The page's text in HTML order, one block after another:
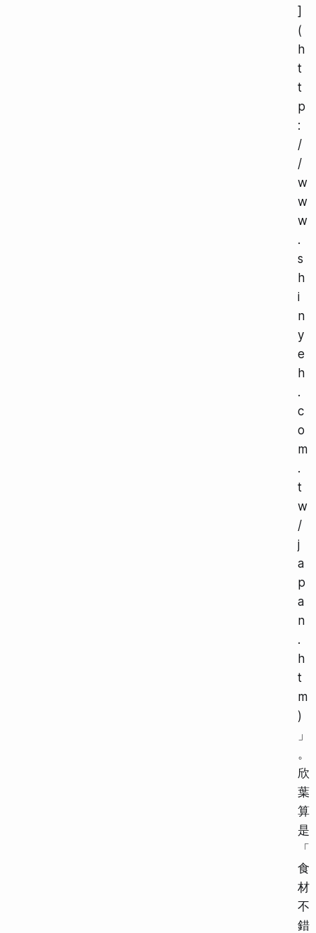
]
(
h
t
t
p
:
/
/
w
w
w
.
s
h
i
n
y
e
h
.
c
o
m
.
t
w
/
j
a
p
a
n
.
h
t
m
)
」
。
欣
葉
算
是
「
食
材
不
錯